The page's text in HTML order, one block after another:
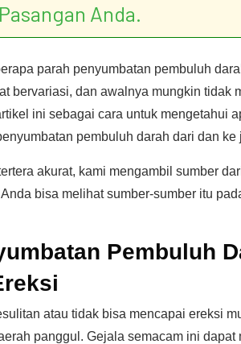
Anda.
parah penyumbatan pembuluh
bervariasi, dan awalnya mungkin tidak
ini sebagai cara untuk mengetahui
pembuluh darah dari dan ke
akurat, kami mengambil sumber
bisa melihat sumber-sumber itu
Pembuluh
atau tidak bisa mencapai ereksi
panggul. Gejala semacam ini